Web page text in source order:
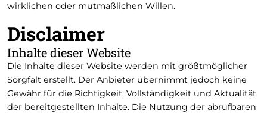
wirklichen oder mutmaßlichen Willen.
Disclaimer
Inhalte dieser Website
Die Inhalte dieser Website werden mit größtmöglicher
Sorgfalt erstellt. Der Anbieter übernimmt jedoch keine
Gewähr für die Richtigkeit, Vollständigkeit und Aktualität
der bereitgestellten Inhalte. Die Nutzung der abrufbaren